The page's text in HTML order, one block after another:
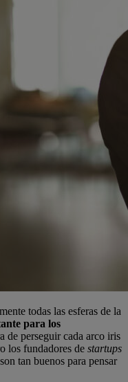
todas las esferas de la
para los
de perseguir cada arco iris
los fundadores de startups
tan buenos para pensar